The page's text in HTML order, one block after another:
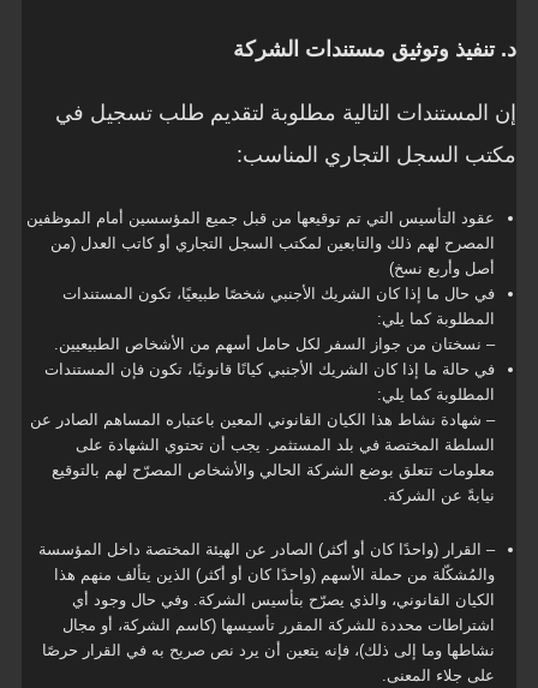
د. تنفيذ وتوثيق مستندات الشركة
إن المستندات التالية مطلوبة لتقديم طلب تسجيل في
مكتب السجل التجاري المناسب:
عقود التأسيس التي تم توقيعها من قبل جميع المؤسسين أمام الموظفين
المصرح لهم ذلك والتابعين لمكتب السجل التجاري أو كاتب العدل (من
أصل وأربع نسخ)
في حال ما إذا كان الشريك الأجنبي شخصًا طبيعيًا، تكون المستندات
المطلوبة كما يلي:
– نسختان من جواز السفر لكل حامل أسهم من الأشخاص الطبيعيين.
في حالة ما إذا كان الشريك الأجنبي كيانًا قانونيًا، تكون فإن المستندات
المطلوبة كما يلي:
– شهادة نشاط هذا الكيان القانوني المعين باعتباره المساهم الصادر عن
السلطة المختصة في بلد المستثمر. يجب أن تحتوي الشهادة على
معلومات تتعلق بوضع الشركة الحالي والأشخاص المصرّح لهم بالتوقيع
نيابةً عن الشركة.
– القرار (واحدًا كان أو أكثر) الصادر عن الهيئة المختصة داخل المؤسسة
والمُشكّلة من حملة الأسهم (واحدًا كان أو أكثر) الذين يتألف منهم هذا
الكيان القانوني، والذي يصرّح بتأسيس الشركة. وفي حال وجود أي
اشتراطات محددة للشركة المقرر تأسيسها (كاسم الشركة، أو مجال
نشاطها وما إلى ذلك)، فإنه يتعين أن يرد نص صريح به في القرار حرصًا
على جلاء المعنى.